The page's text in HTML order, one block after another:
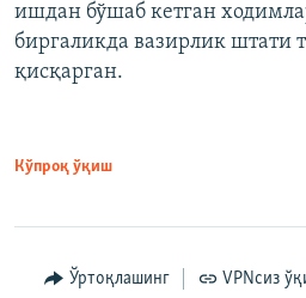
ишдан бўшаб кетган
биргаликда вазирлик штати
қисқарган.
Кўпроқ ўқиш
Ўртоқлашинг VPNсиз